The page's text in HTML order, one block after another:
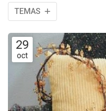
TEMAS
29
oct